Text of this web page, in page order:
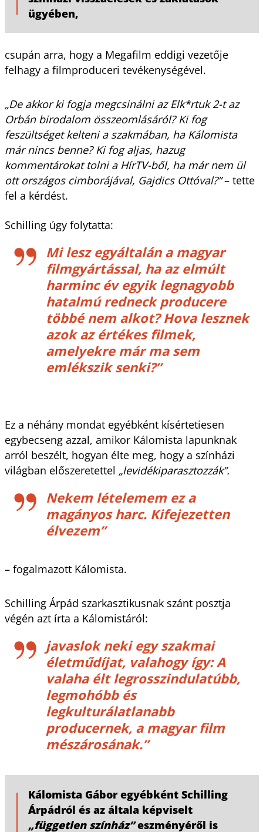
ügyében,
csupán arra, hogy a Megafilm eddigi vezetője
felhagy a filmproduceri tevékenységével.
„De akkor ki fogja megcsinálni az Elk*rtuk 2-t az
Orbán birodalom összeomlásáról? Ki fog
feszültséget kelteni a szakmában, ha Kálomista
már nincs benne? Ki fog aljas, hazug
kommentárokat tolni a HírTV-ből, ha már nem ül
ott országos cimborájával, Gajdics Ottóval?”– tette
fel a kérdést.
Schilling úgy folytatta:
Mi lesz egyáltalán a magyar
filmgyártással, ha az elmúlt
harminc év egyik legnagyobb
hatalmú redneck producere
többé nem alkot? Hova lesznek
azok az értékes filmek,
amelyekre már ma sem
emlékszik senki?”
Ez a néhány mondat egyébként kísértetiesen
egybecseng azzal, amikor Kálomista lapunknak
arról beszélt, hogyan élte meg, hogy a színházi
világban előszeretettel „levidéki­parasztozzák”.
Nekem lételemem ez a
magányos harc. Kifejezetten
élvezem”
– fogalmazott Kálomista.
Schilling Árpád szarkasztikusnak szánt posztja
végén azt írta a Kálomistáról:
javaslok neki egy szakmai
életműdíjat, valahogy így: A
valaha élt legrosszindulatúbb,
legmohóbb és
legkulturálatlanabb
producernek, a magyar film
mészárosának.”
Kálomista Gábor egyébként Schilling
Árpádról és az általa képviselt
„független színház”eszményéről is